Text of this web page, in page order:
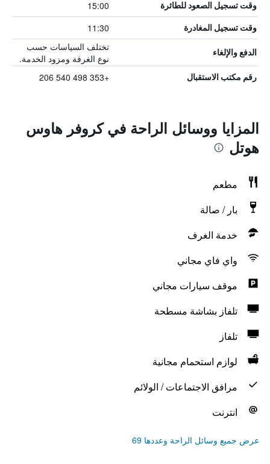
وقت تسجيل الصعود للطائرة 15:00
وقت تسجيل المغادرة 11:30
الدفع والإلغاء
تختلف السياسات حسب
نوع الغرفة ومزود الخدمة.
رقم مكتب الاستقبال +353 498 540 206
المزايا ووسائل الراحة في كروفر هاوس
هوتل
مطعم
بار / صالة
خدمة الغرف
واي فاي مجاني
موقف سيارات مجاني
تلفاز بشاشة مسطحة
تلفاز
لوازم استحمام مجانية
مرافق الاجتماعات / الولائم
انترنت
عرض جميع وسائل الراحة وعددها 69